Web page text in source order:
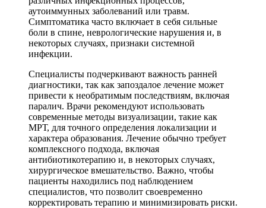
аутоиммунных заболеваний или травм.
Симптоматика часто включает в себя сильные
боли в спине, неврологические нарушения и, в
некоторых случаях, признаки системной
инфекции.
Специалисты подчеркивают важность ранней
диагностики, так как запоздалое лечение может
привести к необратимым последствиям, включая
паралич. Врачи рекомендуют использовать
современные методы визуализации, такие как
МРТ, для точного определения локализации и
характера образования. Лечение обычно требует
комплексного подхода, включая
антибиотикотерапию и, в некоторых случаях,
хирургическое вмешательство. Важно, чтобы
пациенты находились под наблюдением
специалистов, что позволит своевременно
корректировать терапию и минимизировать риски.